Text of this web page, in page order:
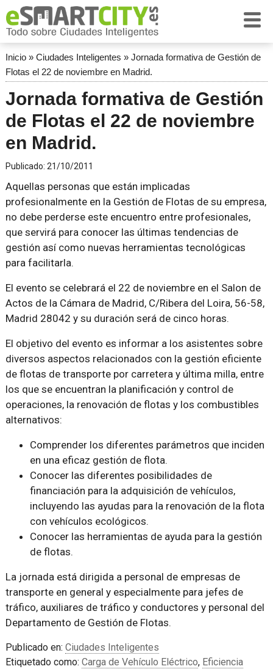
Inicio» Ciudades Inteligentes » Jornada formativa de Gestión de
Flotas el 22 de noviembre en Madrid.
Jornada formativa de Gestión
de Flotas el 22 de noviembre
en Madrid.
Publicado: 21/10/2011
Aquellas personas que están implicadas
profesionalmente en la Gestión de Flotas de su empresa,
no debe perderse este encuentro entre profesionales,
que servirá para conocer las últimas tendencias de
gestión así como nuevas herramientas tecnológicas
para facilitarla.
El evento se celebrará el 22 de noviembre en el Salon de
Actos de la Cámara de Madrid, C/Ribera del Loira, 56-58,
Madrid 28042 y su duración será de cinco horas.
El objetivo del evento es informar a los asistentes sobre
diversos aspectos relacionados con la gestión eficiente
de flotas de transporte por carretera y última milla, entre
los que se encuentran la planificación y control de
operaciones, la renovación de flotas y los combustibles
alternativos:
Comprender los diferentes parámetros que inciden
en una eficaz gestión de flota.
Conocer las diferentes posibilidades de
financiación para la adquisición de vehículos,
incluyendo las ayudas para la renovación de la flota
con vehículos ecológicos.
Conocer las herramientas de ayuda para la gestión
de flotas.
La jornada está dirigida a personal de empresas de
transporte en general y especialmente para jefes de
tráfico, auxiliares de tráfico y conductores y personal del
Departamento de Gestión de Flotas.
Publicado en: Ciudades Inteligentes
Etiquetado como: Carga de Vehículo Eléctrico, Eficiencia